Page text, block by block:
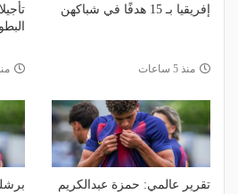
إفريقيا بـ 15 هدفًا في شباكهن
منذ 5 ساعات منذ 23
تقرير عالمي: حمزة عبدالكريم